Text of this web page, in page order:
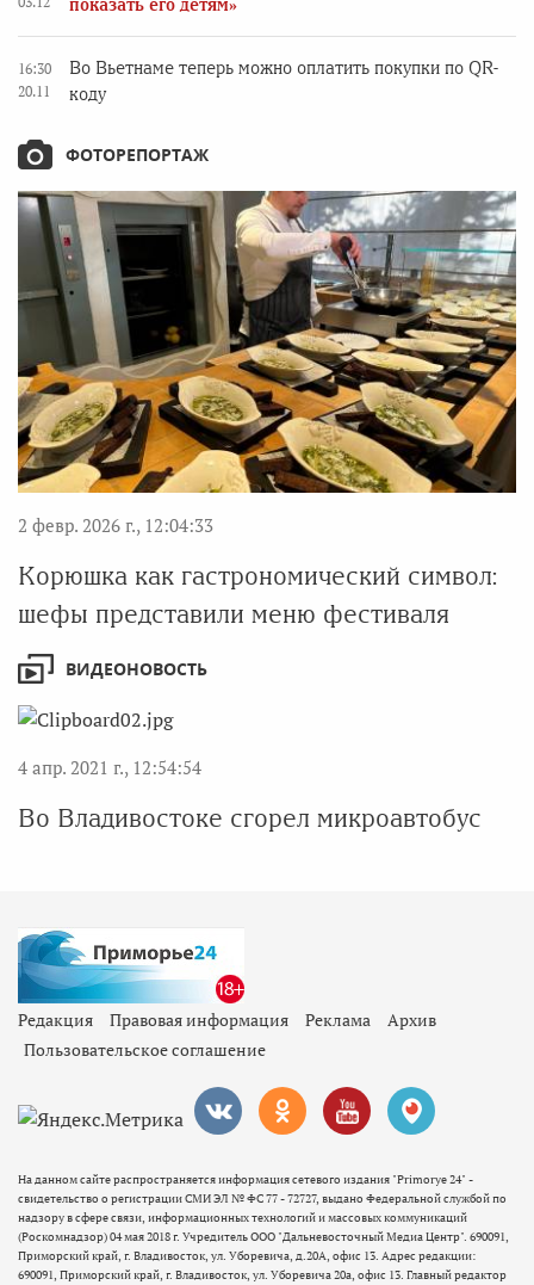
показать его детям»
16:30
20.11
Во Вьетнаме теперь можно оплатить покупки по QR-
коду
ФОТОРЕПОРТАЖ
2 февр. 2026 г., 12:04:33
Корюшка как гастрономический символ:
шефы представили меню фестиваля
ВИДЕОНОВОСТЬ
4 апр. 2021 г., 12:54:54
Во Владивостоке сгорел микроавтобус
Редакция Правовая информация Реклама
Архив
Пользовательское соглашение
На данном сайте распространяется информация сетевого издания "Primorye 24" -
свидетельство о регистрации СМИ ЭЛ № ФС 77 - 72727, выдано Федеральной службой по
надзору в сфере связи, информационных технологий и массовых коммуникаций
(Роскомнадзор) 04 мая 2018 г. Учредитель ООО "Дальневосточный Медиа Центр". 690091,
Приморский край, г. Владивосток, ул. Уборевича, д.20А, офис 13. Адрес редакции:
690091, Приморский край, г. Владивосток, ул. Уборевича 20а, офис 13. Главный редактор